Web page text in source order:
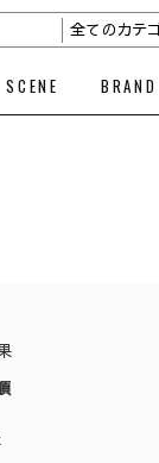
SCENE BRAND